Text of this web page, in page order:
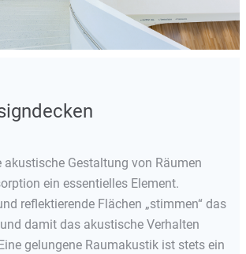
akustische Gestaltung von Räumen
ein essentielles Element.
reflektierende Flächen „stimmen“ das
damit das akustische Verhalten
gelungene Raumakustik ist stets ein